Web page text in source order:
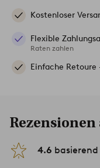
Kostenloser
Flexible
Raten zahlen
Einfache Retoure
4.6